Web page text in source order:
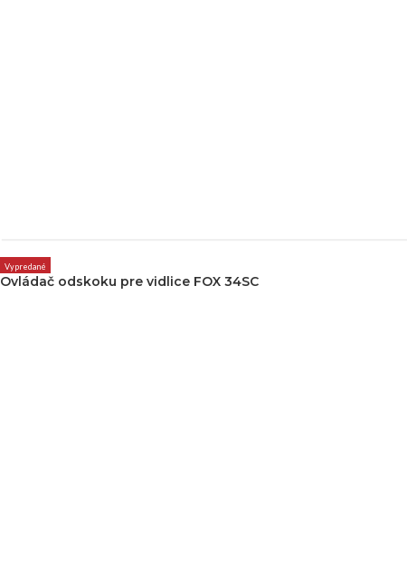
Vypredané
Ovládač odskoku pre vidlice FOX 34SC